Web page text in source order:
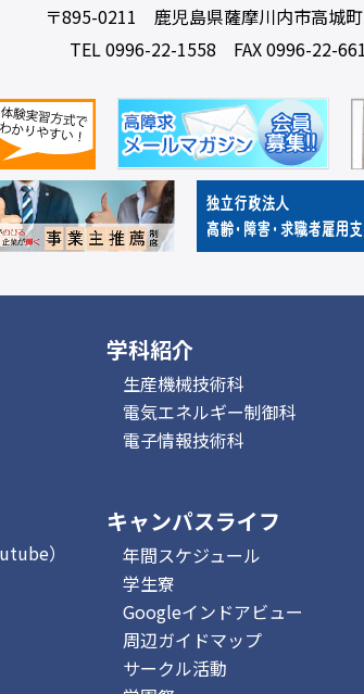
〒895-0211 鹿児島県薩摩川内市高城
TEL 0996-22-1558 FAX 0996-22-
）
学科紹介
生産機械技術科
電気エネルギー制御科
電子情報技術科
キャンパスライフ
年間スケジュール
学生寮
Googleインドアビュー
周辺ガイドマップ
サークル活動